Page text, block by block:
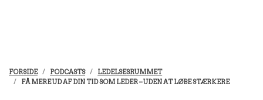
FORSIDE PODCASTS
LEDELSESRUMMET
FÅ MERE UD AF DIN TID SOM LEDER – UDEN AT LØBE STÆRKERE